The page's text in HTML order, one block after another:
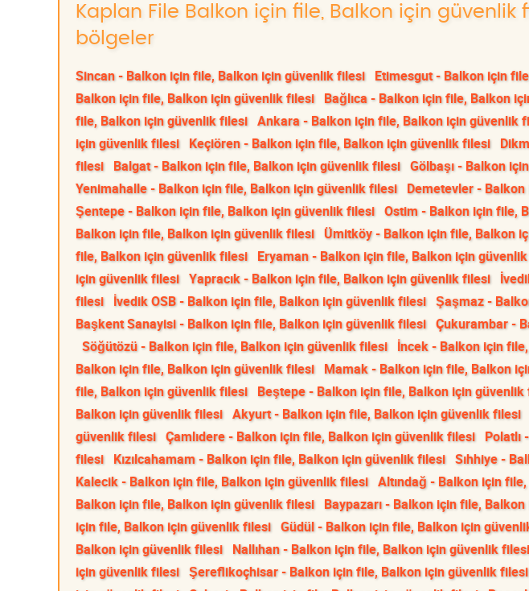
Kaplan File Balkon için file, Balkon için
bölgeler
Sincan - Balkon için file, Balkon için güvenlik filesi Etimesgut - Balkon için
Balkon için file, Balkon için güvenlik filesi Bağlıca - Balkon için file, Balkon
file, Balkon için güvenlik filesi Ankara - Balkon için file, Balkon için güvenlik
için güvenlik filesi Keçiören - Balkon için file, Balkon için güvenlik filesi
filesi Balgat - Balkon için file, Balkon için güvenlik filesi Gölbaşı - Balkon
Yenimahalle - Balkon için file, Balkon için güvenlik filesi Demetevler -
Şentepe - Balkon için file, Balkon için güvenlik filesi Ostim - Balkon için file,
Balkon için file, Balkon için güvenlik filesi Ümitköy - Balkon için file, Balkon
file, Balkon için güvenlik filesi Eryaman - Balkon için file, Balkon için
için güvenlik filesi Yapracık - Balkon için file, Balkon için güvenlik filesi
filesi İvedik OSB - Balkon için file, Balkon için güvenlik filesi Şaşmaz -
Başkent Sanayisi - Balkon için file, Balkon için güvenlik filesi Çukurambar -
Söğütözü - Balkon için file, Balkon için güvenlik filesi İncek - Balkon için
Balkon için file, Balkon için güvenlik filesi Mamak - Balkon için file, Balkon
file, Balkon için güvenlik filesi Beştepe - Balkon için file, Balkon için güvenlik
Balkon için güvenlik filesi Akyurt - Balkon için file, Balkon için güvenlik filesi
güvenlik filesi Çamlıdere - Balkon için file, Balkon için güvenlik filesi Polatlı
filesi Kızılcahamam - Balkon için file, Balkon için güvenlik filesi Sıhhiye -
Kalecik - Balkon için file, Balkon için güvenlik filesi Altındağ - Balkon için
Balkon için file, Balkon için güvenlik filesi Baypazarı - Balkon için file,
için file, Balkon için güvenlik filesi Güdül - Balkon için file, Balkon için
Balkon için güvenlik filesi Nallıhan - Balkon için file, Balkon için güvenlik filesi
için güvenlik filesi Şereflikoçhisar - Balkon için file, Balkon için güvenlik filesi